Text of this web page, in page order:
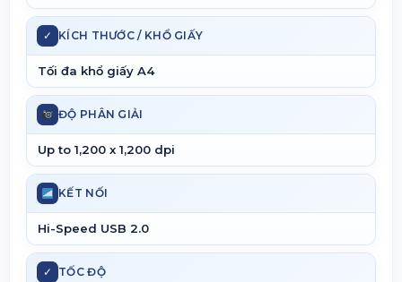
✓ KÍCH THƯỚC / KHỔ GIẤY
Tối đa khổ giấy A4
ĐỘ PHÂN GIẢI
Up to 1,200 x 1,200 dpi
KẾT NỐI
Hi-Speed USB 2.0
✓ TỐC ĐỘ